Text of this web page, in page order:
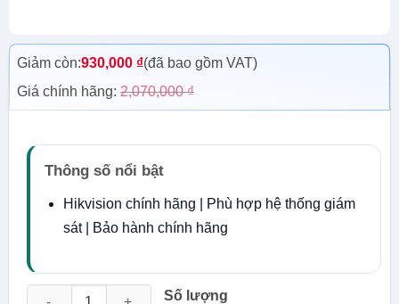
Giảm còn:930,000 ₫(đã bao gồm VAT)
Giá chính hãng: 2,070,000₫
Thông số nổi bật
Hikvision chính hãng | Phù hợp hệ thống giám
sát | Bảo hành chính hãng
Số lượng
Đầu ghi DVR Hikvision DS-2CE17H0T-IT3FS số lượng